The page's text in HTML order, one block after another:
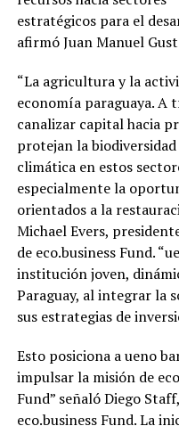
estratégicos para el
afirmó Juan Manuel
“La agricultura y la
economía paraguaya. A
canalizar capital hacia
protejan la
climática en estos
especialmente la
orientados a la
Michael Evers,
de eco.business Fund.
institución joven,
Paraguay, al integrar la
sus estrategias de
Esto posiciona a ueno
impulsar la misión de
Fund” señaló Diego
eco.business Fund. La